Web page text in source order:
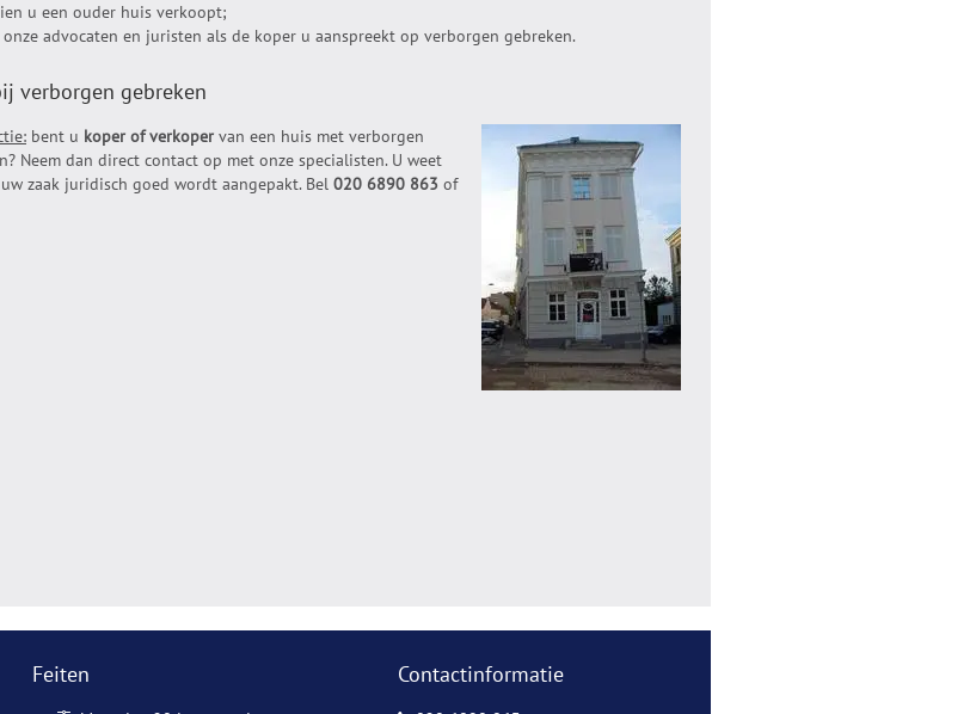
u een ouder huis verkoopt;
onze advocaten en juristen als de koper u aanspreekt op verborgen gebreken.
verborgen gebreken
bent u koper of verkoper van een huis met verborgen
Neem dan direct contact op met onze specialisten. U weet
zaak juridisch goed wordt aangepakt. Bel 020 6890 863 of
Feiten Contactinformatie